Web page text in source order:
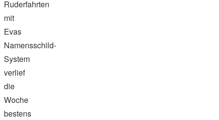
Ruderfahrten
mit
Evas
Namensschild-
System
verlief
die
Woche
bestens